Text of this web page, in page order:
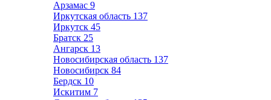
Арзамас 9
Иркутская область 137
Иркутск 45
Братск 25
Ангарск 13
Новосибирская область 137
Новосибирск 84
Бердск 10
Искитим 7